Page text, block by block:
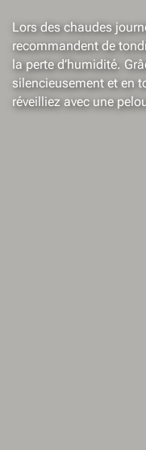
Lors des chaudes
recommandent de
la perte d’humidité.
silencieusement et en
réveilliez avec une